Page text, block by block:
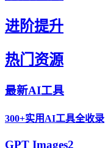
进阶提升
热门资源
最新AI工具
300+实用AI工具全收录
GPT Images2